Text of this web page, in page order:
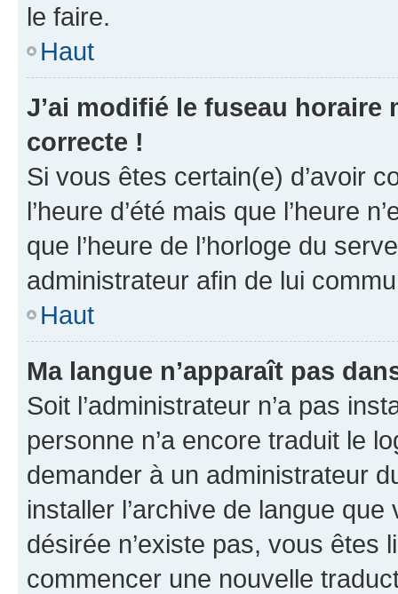
le faire.
Haut
J’ai modifié le fuseau horaire
correcte !
Si vous êtes certain(e) d’avoir
l’heure d’été mais que l’heure
que l’heure de l’horloge du
administrateur afin de lui
Haut
Ma langue n’apparaît pas
Soit l’administrateur n’a pas
personne n’a encore traduit le
demander à un administrateur
installer l’archive de langue
désirée n’existe pas, vous êtes
commencer une nouvelle